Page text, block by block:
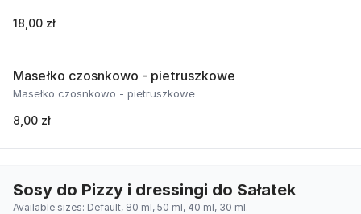
18,00 zł
Masełko czosnkowo - pietruszkowe
Masełko czosnkowo - pietruszkowe
8,00 zł
Sosy do Pizzy i dressingi do Sałatek
Available sizes: Default, 80 ml, 50 ml, 40 ml, 30 ml.